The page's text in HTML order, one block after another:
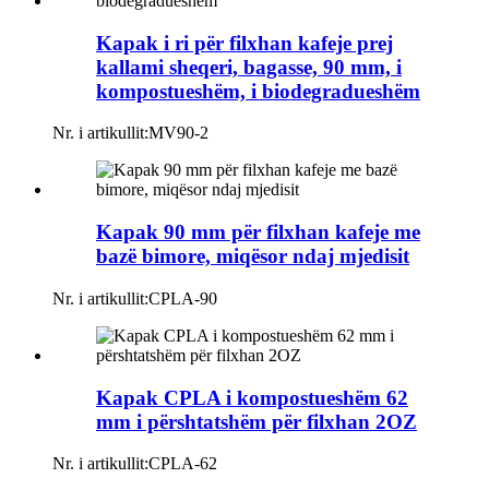
Kapak i ri për filxhan kafeje prej
kallami sheqeri, bagasse, 90 mm, i
kompostueshëm, i biodegradueshëm
Nr. i artikullit:MV90-2
Kapak 90 mm për filxhan kafeje me
bazë bimore, miqësor ndaj mjedisit
Nr. i artikullit:CPLA-90
Kapak CPLA i kompostueshëm 62
mm i përshtatshëm për filxhan 2OZ
Nr. i artikullit:CPLA-62